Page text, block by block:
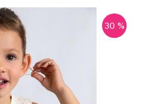
30 %